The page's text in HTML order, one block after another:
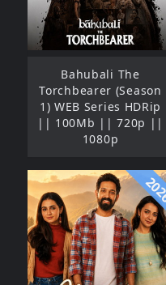
Bahubali The
Torchbearer (Season
1) WEB Series HDRip
|| 100Mb || 720p ||
1080p